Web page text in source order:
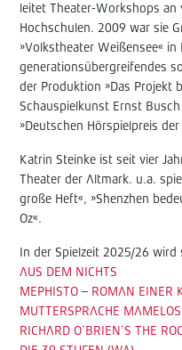
leitet Theater-Workshops
Hochschulen. 2009 war sie
»Volkstheater Weißensee« in
generationsübergreifendes
der Produktion »Das Projekt
Schauspielkunst Ernst
»Deutschen Hörspielpreis
Katrin Steinke ist seit vier
Theater der Altmark. u.a.
große Heft«, »Shenzhen
Oz«.
In der Spielzeit 2025/26 wird
AUS DEM NICHTS
MEPHISTO – ROMAN EINER
MUTTERSPRACHE
RICHARD O’BRIEN’S THE